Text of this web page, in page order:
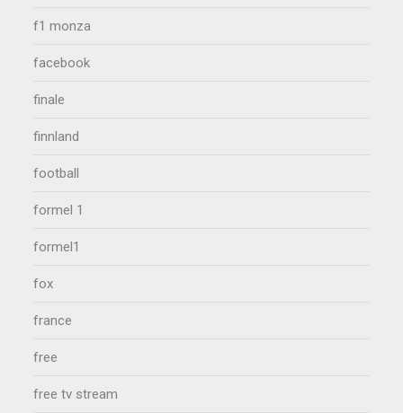
f1 monza
facebook
finale
finnland
football
formel 1
formel1
fox
france
free
free tv stream